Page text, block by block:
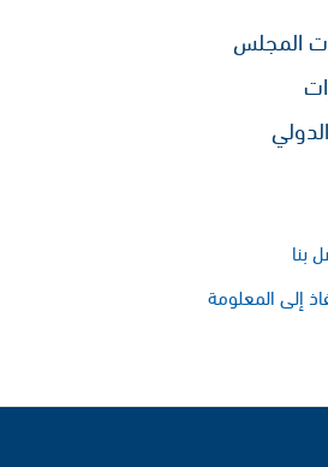
المجلس
بنا
إلى المعلومة